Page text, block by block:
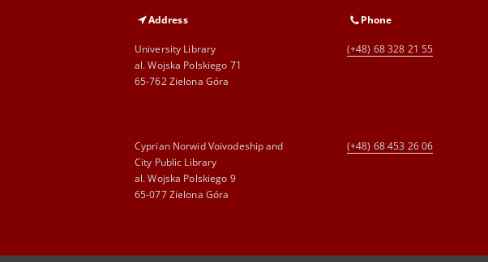
Address
University Library
al. Wojska Polskiego 71
65-762 Zielona Góra
Phone
(+48) 68 328 21 55
Cyprian Norwid Voivodeship and
City Public Library
al. Wojska Polskiego 9
65-077 Zielona Góra
(+48) 68 453 26 06